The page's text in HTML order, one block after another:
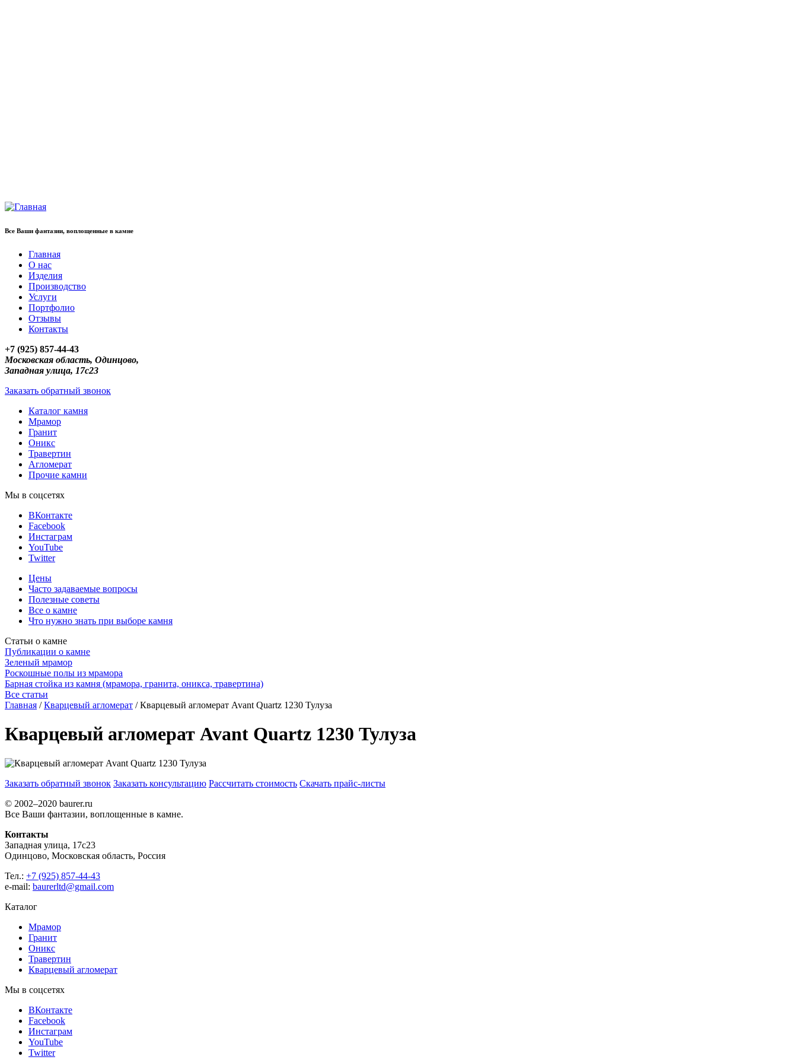
Все Ваши фантазии, воплощенные в камне
Главная
О нас
Изделия
Производство
Услуги
Портфолио
Отзывы
Контакты
+7 (925) 857-44-43
Московская область, Одинцово,
Западная улица, 17с23
Заказать обратный звонок
Каталог камня
Мрамор
Гранит
Оникс
Травертин
Агломерат
Прочие камни
Мы в соцсетях
ВКонтакте
Facebook
Инстаграм
YouTube
Twitter
Цены
Часто задаваемые вопросы
Полезные советы
Все о камне
Что нужно знать при выборе камня
Статьи о камне
Публикации о камне
Зеленый мрамор
Роскошные полы из мрамора
Барная стойка из камня (мрамора, гранита, оникса, травертина)
Все статьи
Главная / Кварцевый агломерат / Кварцевый агломерат Avant Quartz 1230 Тулуза
Кварцевый агломерат Avant Quartz 1230 Тулуза
Заказать обратный звонок Заказать консультацию Рассчитать стоимость Скачать прайс-листы
© 2002–2020 baurer.ru
Все Ваши фантазии, воплощенные в камне.
Контакты
Западная улица, 17с23
Одинцово, Московская область, Россия
Тел.: +7 (925) 857-44-43
e-mail: baurerltd@gmail.com
Каталог
Мрамор
Гранит
Оникс
Травертин
Кварцевый агломерат
Мы в соцсетях
ВКонтакте
Facebook
Инстаграм
YouTube
Twitter